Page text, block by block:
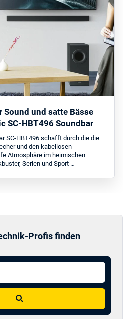
Sound und satte Bässe
SC-HBT496 Soundbar
SC-HBT496 schafft durch die die
und den kabellosen
Atmosphäre im heimischen
Serien und Sport …
Profis finden